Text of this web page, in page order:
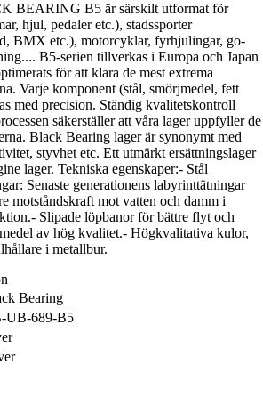
BEARING B5 är särskilt utformat för
hjul, pedaler etc.), stadssporter
BMX etc.), motorcyklar, fyrhjulingar, go-
B5-serien tillverkas i Europa och Japan
för att klara de mest extrema
Varje komponent (stål, smörjmedel, fett
med precision. Ständig kvalitetskontroll
säkerställer att våra lager uppfyller de
Black Bearing lager är synonymt med
styvhet etc. Ett utmärkt ersättningslager
lager. Tekniska egenskaper:- Stål
Senaste generationens labyrinttätningar
motståndskraft mot vatten och damm i
Slipade löpbanor för bättre flyt och
av hög kvalitet.- Högkvalitativa kulor,
i metallbur.
Bearing
UB-689-B5